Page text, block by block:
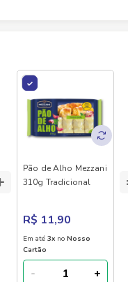
Pão de Alho Mezzani
310g Tradicional
R$ 11,90
Em até 3x no Nosso
Cartão
- +